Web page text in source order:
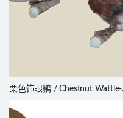
栗色饰眼鹟 / Chestnut Wattle-